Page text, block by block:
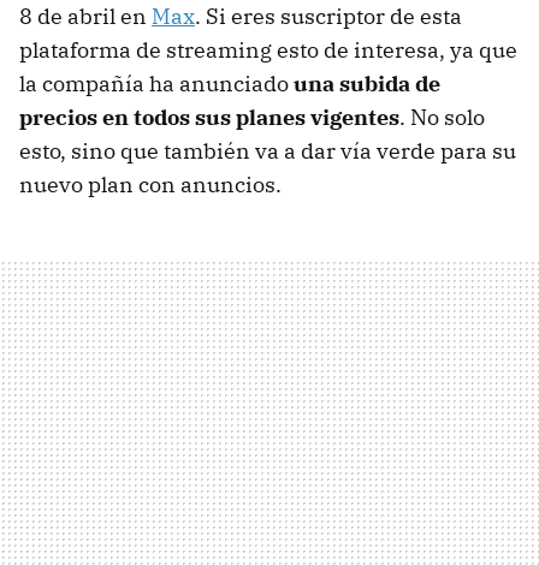
8 de abril en Max. Si eres suscriptor de esta
plataforma de streaming esto de interesa, ya que
la compañía ha anunciadouna subida de
precios en todos sus planes vigentes. No solo
esto, sino que también va a dar vía verde para su
nuevo plan con anuncios.